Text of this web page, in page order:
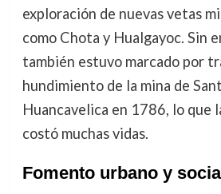
exploración de nuevas vetas
como Chota y Hualgayoc. Sin
también estuvo marcado por
hundimiento de la mina de
Huancavelica en 1786, lo que
costó muchas vidas.
Fomento urbano y